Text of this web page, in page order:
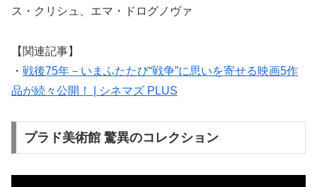
ス・クリシュ、エマ・ドログノヴァ
【関連記事】
・ 戦後75年－いまふたたび“戦争”に思いを寄せる映画5作
品が続々公開！ | シネマズ PLUS
プラド美術館 驚異のコレクション